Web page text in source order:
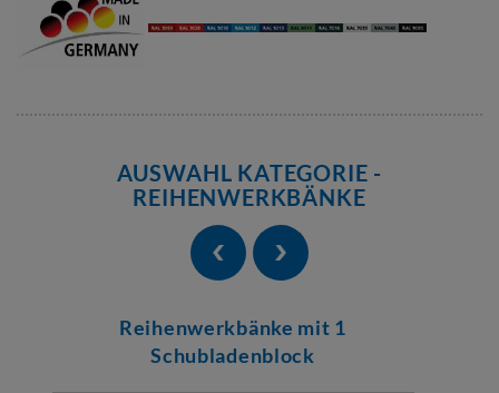
AUSWAHL KATEGORIE -
REIHENWERKBÄNKE
Reihenwerkbänke mit 1
Schubladenblock